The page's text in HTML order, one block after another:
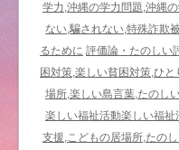
学力,沖縄の学力問題,沖縄
ない,騙されない,特殊詐欺
るために 評価論・たのしい
困対策,楽しい貧困対策,ひ
場所,楽しい島言葉,たのし
楽しい福祉活動楽しい福
支援,こどもの居場所,たの